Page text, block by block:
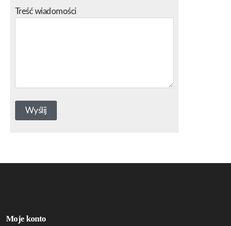
Treść wiadomości
Moje konto